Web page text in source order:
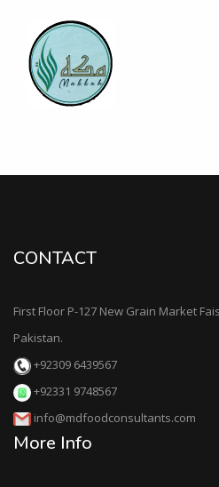
We online Student
professionals, scientist ,
sign up and upload and
his views in viedo: (News
before Eid. Team Md Food
view more updates. we are
(News Date: 25
We Are Starting Public
CONTACT
First Floor P-127 New Grain Market
Pakistan.
+92309 6439567
+92331 9748567
info@mdfoodconsultants.com
More Info